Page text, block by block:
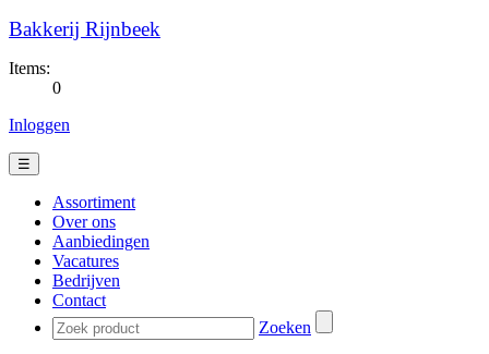
Bakkerij Rijnbeek
Items:
0
Inloggen
☰
Assortiment
Over ons
Aanbiedingen
Vacatures
Bedrijven
Contact
Zoeken